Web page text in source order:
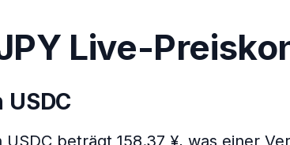
Live-
beträgt 158.37 ¥, was einer